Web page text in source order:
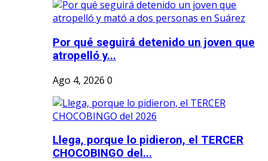
Por qué seguirá detenido un joven que
atropelló y...
Ago 4, 2026 0
Llega, porque lo pidieron, el TERCER
CHOCOBINGO del...